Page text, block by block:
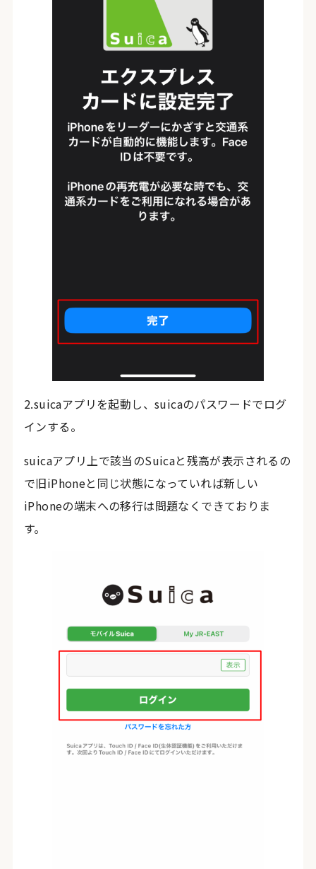
2.suicaアプリを起動し、suicaのパスワードでログ
インする。
suicaアプリ上で該当のSuicaと残高が表示されるの
で旧iPhoneと同じ状態になっていれば新しい
iPhoneの端末への移行は問題なくできておりま
す。